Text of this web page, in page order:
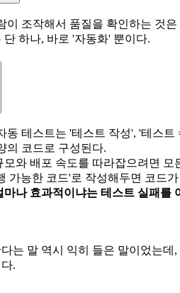
이 조작해서 품질을 확인하는 것
하나, 바로 '자동화' 뿐이다.
동 테스트는 '테스트 작성', '테스
의 코드로 구성된다.
모와 배포 속도를 따라잡으려면
가능한 코드'로 작성해두면 코드
나 효과적이냐는 테스트 실패를
는 말 역시 익히 들은 말이었는
.